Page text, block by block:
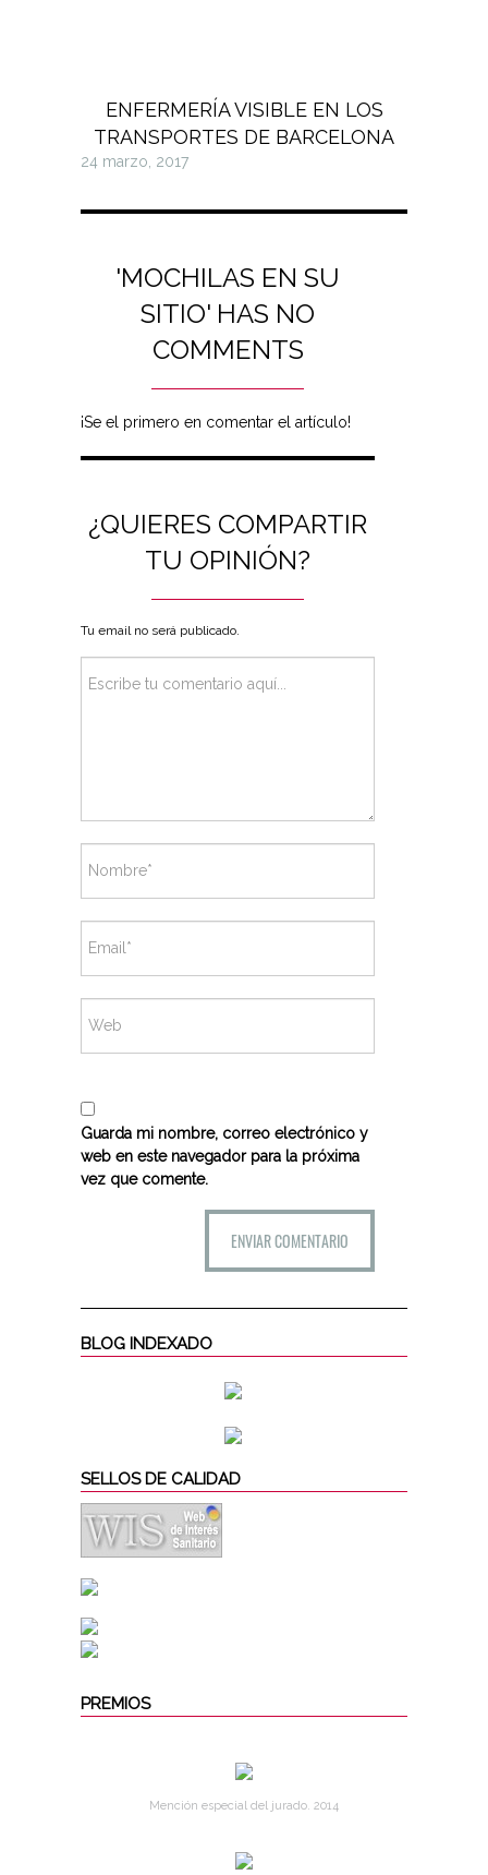
ENFERMERÍA VISIBLE EN LOS
TRANSPORTES DE BARCELONA
24 marzo, 2017
'MOCHILAS EN SU
SITIO' HAS NO
COMMENTS
¡Se el primero en comentar el artículo!
¿QUIERES COMPARTIR
TU OPINIÓN?
Tu email no será publicado.
Guarda mi nombre, correo electrónico y
web en este navegador para la próxima
vez que comente.
BLOG INDEXADO
SELLOS DE CALIDAD
PREMIOS
Mención especial del jurado. 2014